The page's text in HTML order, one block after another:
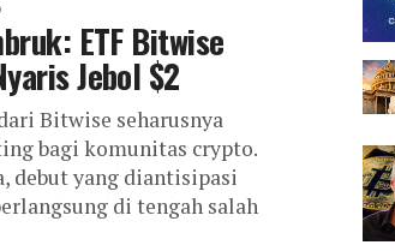
ETF Bitwise
Jebol $2
Bitwise seharusnya
bagi komunitas crypto.
debut yang diantisipasi
di tengah salah